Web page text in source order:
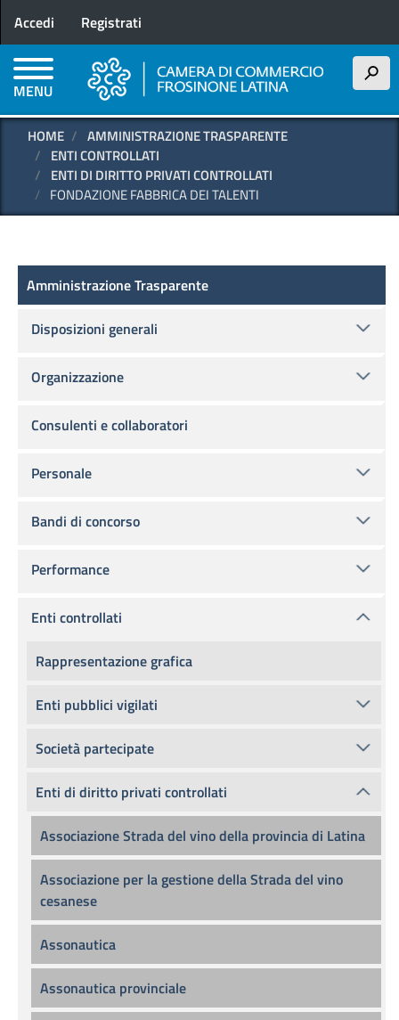
principale
Menu profilo utente
Accedi Registrati
MENU
h
HOME
AMMINISTRAZIONE TRASPARENTE
ENTI CONTROLLATI
ENTI DI DIRITTO PRIVATI CONTROLLATI
FONDAZIONE FABBRICA DEI TALENTI
Amministrazione Trasparente
Amministrazione Trasparente
Disposizioni generali
Organizzazione
Consulenti e collaboratori
Personale
Bandi di concorso
Performance
Enti controllati
Rappresentazione grafica
Enti pubblici vigilati
Società partecipate
Enti di diritto privati controllati
Associazione Strada del vino della provincia di Latina
Associazione per la gestione della Strada del vino
cesanese
Assonautica
Assonautica provinciale